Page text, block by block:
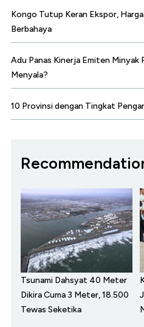
Kongo Tutup Keran Ekspor,
Berbahaya
Adu Panas Kinerja Emiten Minyak
Menyala?
10 Provinsi dengan Tingkat
Tsunami Dahsyat 40 Meter
Dikira Cuma 3 Meter, 18.500
Tewas Seketika